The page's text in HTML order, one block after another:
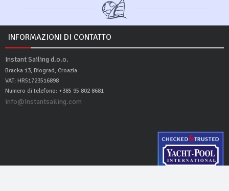
INFORMAZIONI DI CONTATTO
Instant Sailing d.o.o.
Bracka 13, Biograd, Croazia
VAT: HR51723516898
Numero di telefono: +385 95 802 8681
info@instantsailing.com